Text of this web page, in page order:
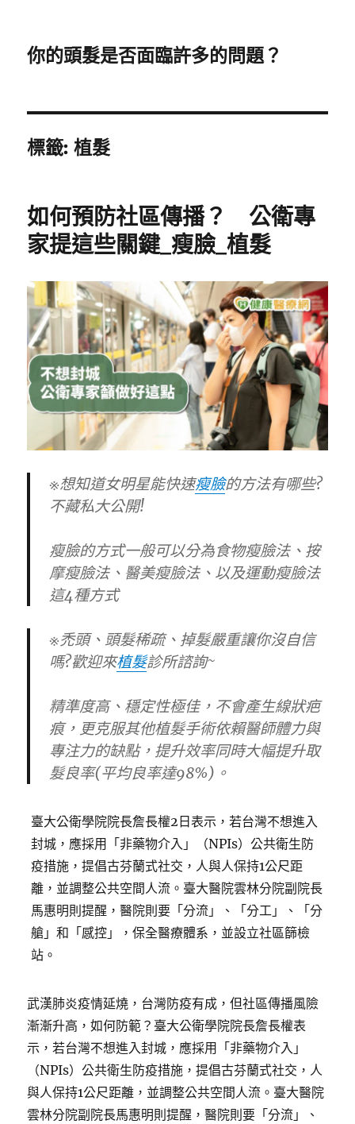
你的頭髮是否面臨許多的問題？
標籤:植髮
如何預防社區傳播？ 公衛專
家提這些關鍵_瘦臉_植髮
※想知道女明星能快速瘦臉的方法有哪些?
不藏私大公開!
瘦臉的方式一般可以分為食物瘦臉法、按
摩瘦臉法、醫美瘦臉法、以及運動瘦臉法
這4種方式
※禿頭、頭髮稀疏、掉髮嚴重讓你沒自信
嗎?歡迎來植髮診所諮詢~
精準度高、穩定性極佳，不會產生線狀疤
痕，更克服其他植髮手術依賴醫師體力與
專注力的缺點，提升效率同時大幅提升取
髮良率(平均良率達98%)。
臺大公衛學院院長詹長權2日表示，若台灣不想進入
封城，應採用「非藥物介入」（NPIs）公共衛生防
疫措施，提倡古芬蘭式社交，人與人保持1公尺距
離，並調整公共空間人流。臺大醫院雲林分院副院長
馬惠明則提醒，醫院則要「分流」、「分工」、「分
艙」和「感控」，保全醫療體系，並設立社區篩檢
站。
武漢肺炎疫情延燒，台灣防疫有成，但社區傳播風險
漸漸升高，如何防範？臺大公衛學院院長詹長權表
示，若台灣不想進入封城，應採用「非藥物介入」
（NPIs）公共衛生防疫措施，提倡古芬蘭式社交，人
與人保持1公尺距離，並調整公共空間人流。臺大醫院
雲林分院副院長馬惠明則提醒，醫院則要「分流」、